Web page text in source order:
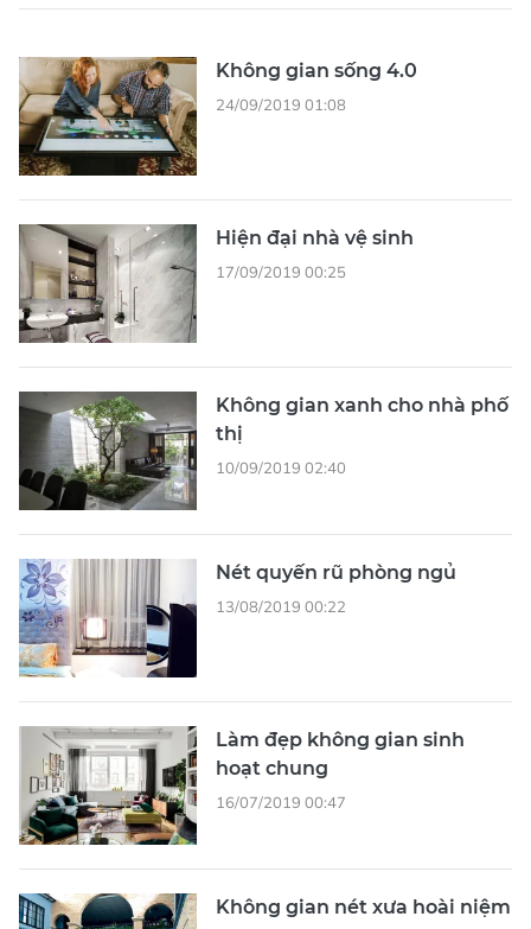
Không gian sống 4.0
24/09/2019 01:08
Hiện đại nhà vệ sinh
17/09/2019 00:25
Không gian xanh cho nhà phố
thị
10/09/2019 02:40
Nét quyến rũ phòng ngủ
13/08/2019 00:22
Làm đẹp không gian sinh
hoạt chung
16/07/2019 00:47
Không gian nét xưa hoài niệm